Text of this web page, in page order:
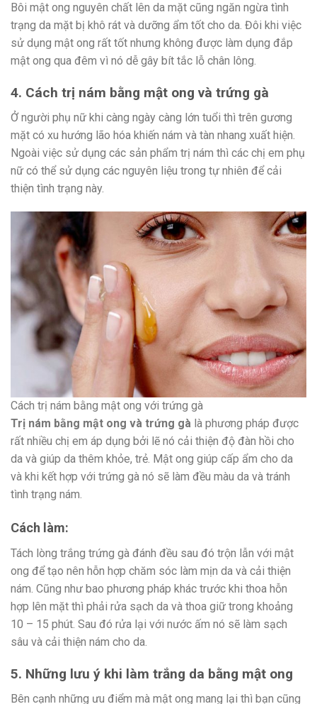
Bôi mật ong nguyên chất lên da mặt cũng ngăn ngừa tình
trạng da mặt bị khô rát và dưỡng ẩm tốt cho da. Đôi khi việc
sử dụng mật ong rất tốt nhưng không được làm dụng đắp
mật ong qua đêm vì nó dễ gây bít tắc lỗ chân lông.
4. Cách trị nám bằng mật ong và trứng gà
Ở người phụ nữ khi càng ngày càng lớn tuổi thì trên gương
mặt có xu hướng lão hóa khiến nám và tàn nhang xuất hiện.
Ngoài việc sử dụng các sản phẩm trị nám thì các chị em phụ
nữ có thể sử dụng các nguyên liệu trong tự nhiên để cải
thiện tình trạng này.
Cách trị nám bằng mật ong với trứng gà
Trị nám bằng mật ong và trứng gà là phương pháp được
rất nhiều chị em áp dụng bởi lẽ nó cải thiện độ đàn hồi cho
da và giúp da thêm khỏe, trẻ. Mật ong giúp cấp ẩm cho da
và khi kết hợp với trứng gà nó sẽ làm đều màu da và tránh
tình trạng nám.
Cách làm:
Tách lòng trắng trứng gà đánh đều sau đó trộn lẫn với mật
ong để tạo nên hỗn hợp chăm sóc làm mịn da và cải thiện
nám. Cũng như bao phương pháp khác trước khi thoa hỗn
hợp lên mặt thì phải rửa sạch da và thoa giữ trong khoảng
10 – 15 phút. Sau đó rửa lại với nước ấm nó sẽ làm sạch
sâu và cải thiện nám cho da.
5. Những lưu ý khi làm trắng da bằng mật ong
Bên cạnh những ưu điểm mà mật ong mang lại thì bạn cũng